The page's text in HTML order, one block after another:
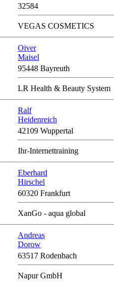
32584
VEGAS COSMETICS
Oiver
Maisel
95448 Bayreuth
LR Health & Beauty System
Ralf
Heidenreich
42109 Wuppertal
Ihr-Internettraining
Eberhard
Hirschel
60320 Frankfurt
XanGo - aqua global
Andreas
Dorow
63517 Rodenbach
Napur GmbH